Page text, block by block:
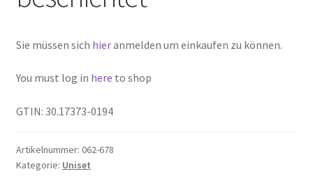
Sie müssen sich hieranmelden um einkaufen zu können.
You must log in here to shop
GTIN: 30.17373-0194
Artikelnummer: 062-678
Kategorie: Uniset